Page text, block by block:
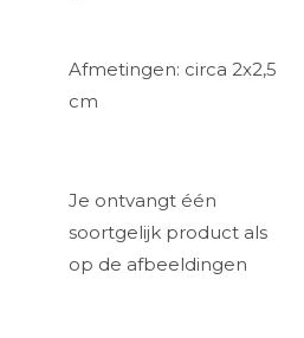
Afmetingen: circa 2x2,5
cm
Je ontvangt één
soortgelijk product als
op de afbeeldingen